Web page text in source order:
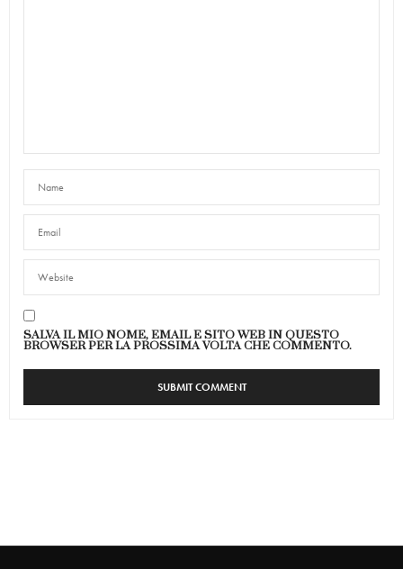
SALVA IL MIO NOME, EMAIL E SITO WEB IN QUESTO
BROWSER PER LA PROSSIMA VOLTA CHE COMMENTO.